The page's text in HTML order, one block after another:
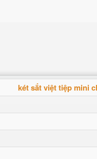
két sắt việt tiệp mini